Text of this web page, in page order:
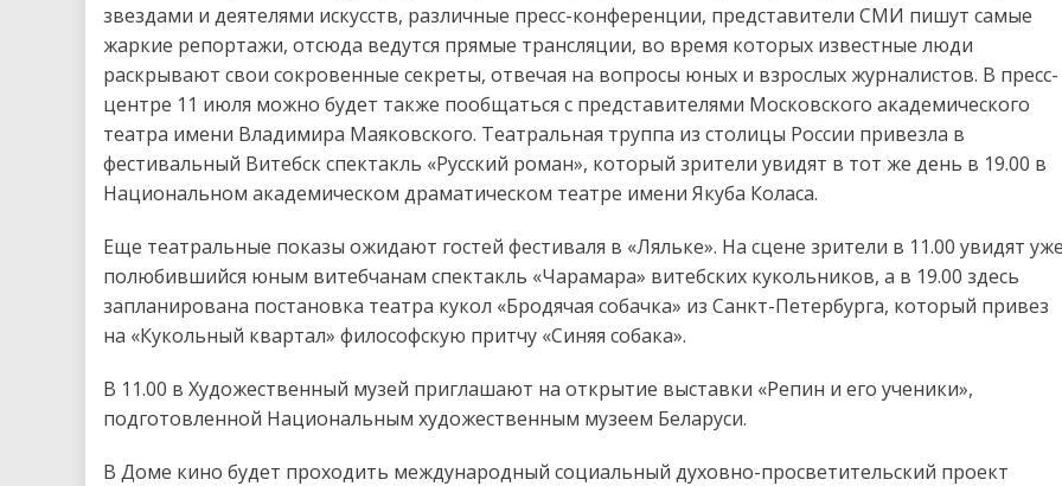
звездами и деятелями искусств, различные пресс-конференции, представители СМИ пишут самые
жаркие репортажи, отсюда ведутся прямые трансляции, во время которых известные люди
раскрывают свои сокровенные секреты, отвечая на вопросы юных и взрослых журналистов. В пресс-
центре 11 июля можно будет также пообщаться с представителями Московского академического
театра имени Владимира Маяковского. Театральная труппа из столицы России привезла в
фестивальный Витебск спектакль «Русский роман», который зрители увидят в тот же день в 19.00 в
Национальном академическом драматическом театре имени Якуба Коласа.
Еще театральные показы ожидают гостей фестиваля в «Ляльке». На сцене зрители в 11.00 увидят уже
полюбившийся юным витебчанам спектакль «Чарамара» витебских кукольников, а в 19.00 здесь
запланирована постановка театра кукол «Бродячая собачка» из Санкт-Петербурга, который привез
на «Кукольный квартал» философскую притчу «Синяя собака».
В 11.00 в Художественный музей приглашают на открытие выставки «Репин и его ученики»,
подготовленной Национальным художественным музеем Беларуси.
В Доме кино будет проходить международный социальный духовно-просветительский проект